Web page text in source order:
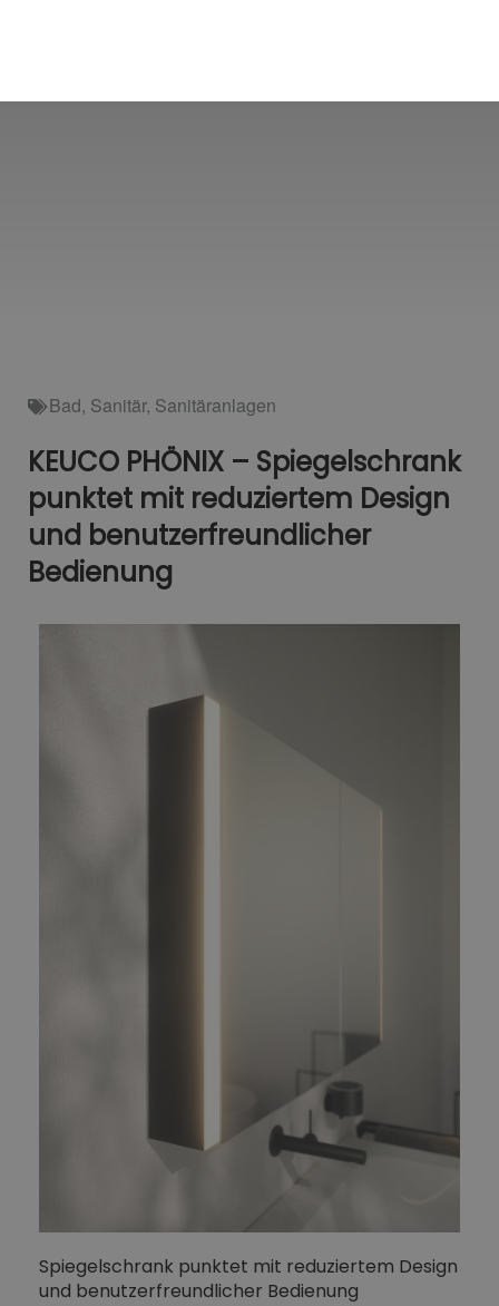
Bad, Sanitär, Sanitäranlagen
KEUCO PHÖNIX – Spiegelschrank
punktet mit reduziertem Design
und benutzerfreundlicher
Bedienung
Spiegelschrank punktet mit reduziertem Design
und benutzerfreundlicher Bedienung